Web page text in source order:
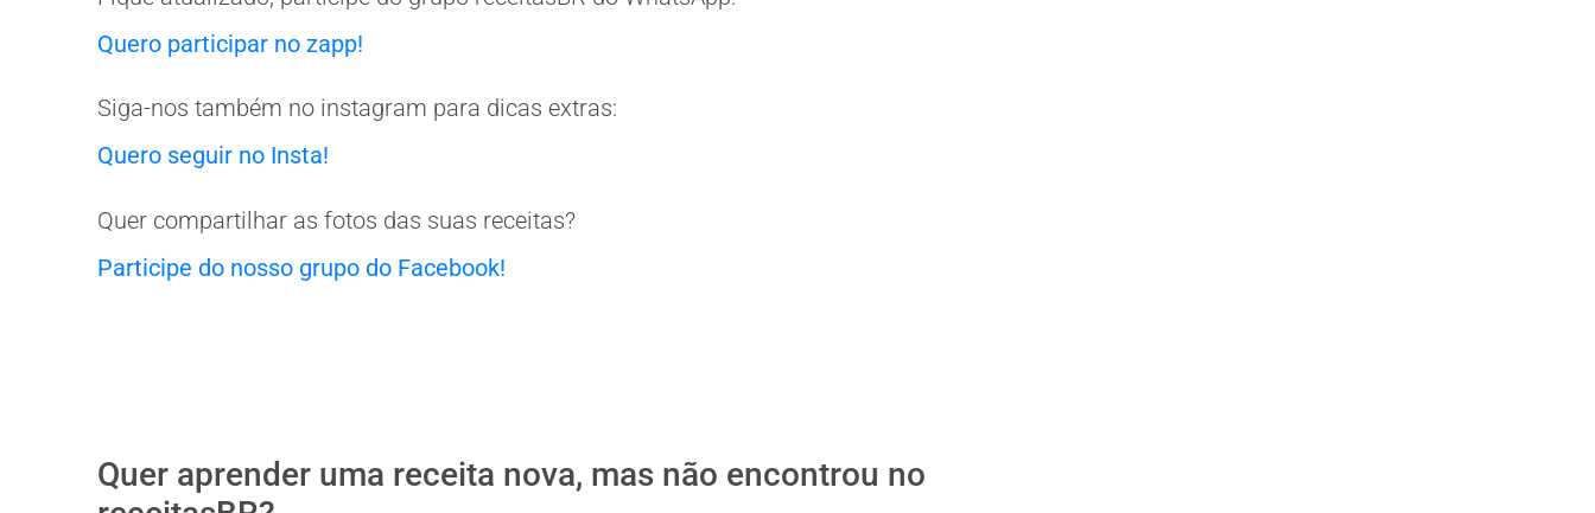
Quero participar no zapp!
Siga-nos também no instagram para dicas extras:
Quero seguir no Insta!
Quer compartilhar as fotos das suas receitas?
Participe do nosso grupo do Facebook!
Quer aprender uma receita nova, mas não encontrou no